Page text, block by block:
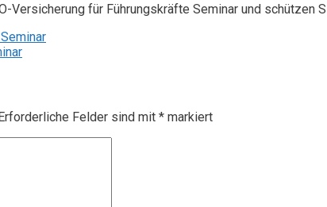
Versicherung für Führungskräfte Seminar und schützen
Erforderliche Felder sind mit * markiert